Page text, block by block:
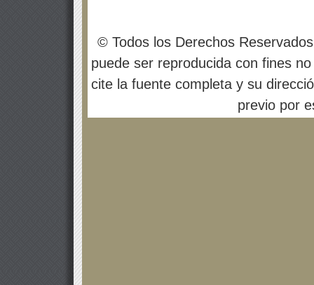
© Todos los Derechos
puede ser reproducida con fines
cite la fuente completa y su
previo por